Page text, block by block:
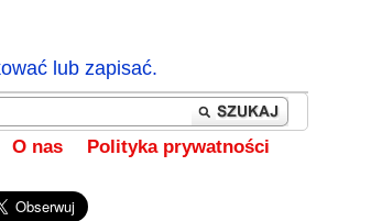
lub zapisać.
O nas Polityka prywatności